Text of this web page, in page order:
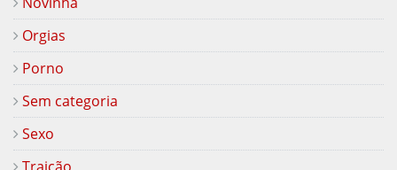
Orgias
Porno
Sem categoria
Sexo